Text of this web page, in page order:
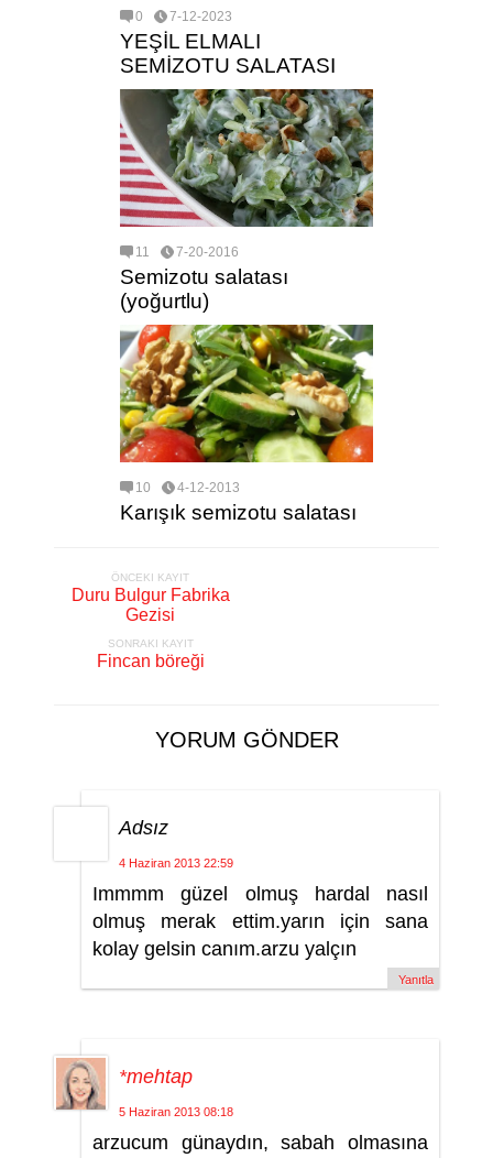
0 7-12-2023
YEŞİL ELMALI
SEMİZOTU SALATASI
11 7-20-2016
Semizotu salatası
(yoğurtlu)
10 4-12-2013
Karışık semizotu salatası
ÖNCEKI KAYIT
Duru Bulgur Fabrika
Gezisi
SONRAKI KAYIT
Fincan böreği
YORUM GÖNDER
Adsız
4 Haziran 2013 22:59
Immmm güzel olmuş hardal nasıl
olmuş merak ettim.yarın için sana
kolay gelsin canım.arzu yalçın
Yanıtla
*mehtap
5 Haziran 2013 08:18
arzucum günaydın, sabah olmasına